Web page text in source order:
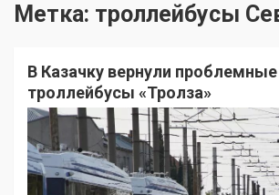
Метка: троллейбусы
В Казачку вернули проблемные
троллейбусы «Тролза»